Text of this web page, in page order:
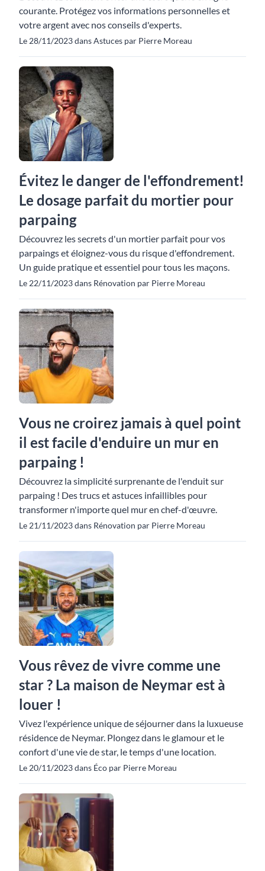
courante. Protégez vos informations personnelles et
votre argent avec nos conseils d'experts.
Le 28/11/2023 dans Astuces par Pierre Moreau
Évitez le danger de l'effondrement!
Le dosage parfait du mortier pour
parpaing
Découvrez les secrets d'un mortier parfait pour vos
parpaings et éloignez-vous du risque d'effondrement.
Un guide pratique et essentiel pour tous les maçons.
Le 22/11/2023 dans Rénovation par Pierre Moreau
Vous ne croirez jamais à quel point
il est facile d'enduire un mur en
parpaing !
Découvrez la simplicité surprenante de l'enduit sur
parpaing ! Des trucs et astuces infaillibles pour
transformer n'importe quel mur en chef-d'œuvre.
Le 21/11/2023 dans Rénovation par Pierre Moreau
Vous rêvez de vivre comme une
star ? La maison de Neymar est à
louer !
Vivez l'expérience unique de séjourner dans la luxueuse
résidence de Neymar. Plongez dans le glamour et le
confort d'une vie de star, le temps d'une location.
Le 20/11/2023 dans Éco par Pierre Moreau